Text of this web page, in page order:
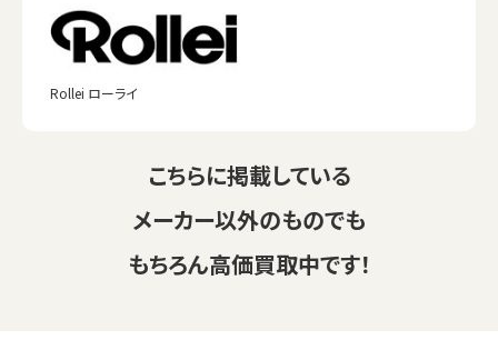
Rollei ローライ
こちらに掲載している
メーカー以外のものでも
もちろん高価買取中です！